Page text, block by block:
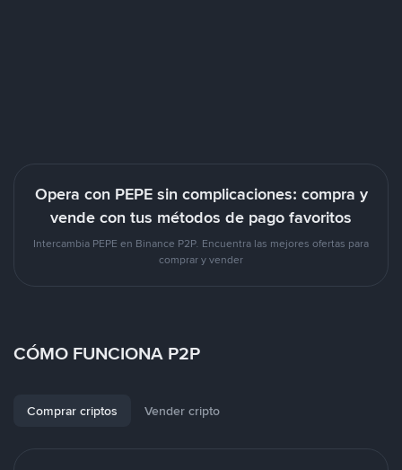
Opera con PEPE sin complicaciones: compra y
vende con tus métodos de pago favoritos
Intercambia PEPE en Binance P2P. Encuentra las mejores ofertas para
comprar y vender
CÓMO FUNCIONA P2P
Comprar criptos Vender cripto